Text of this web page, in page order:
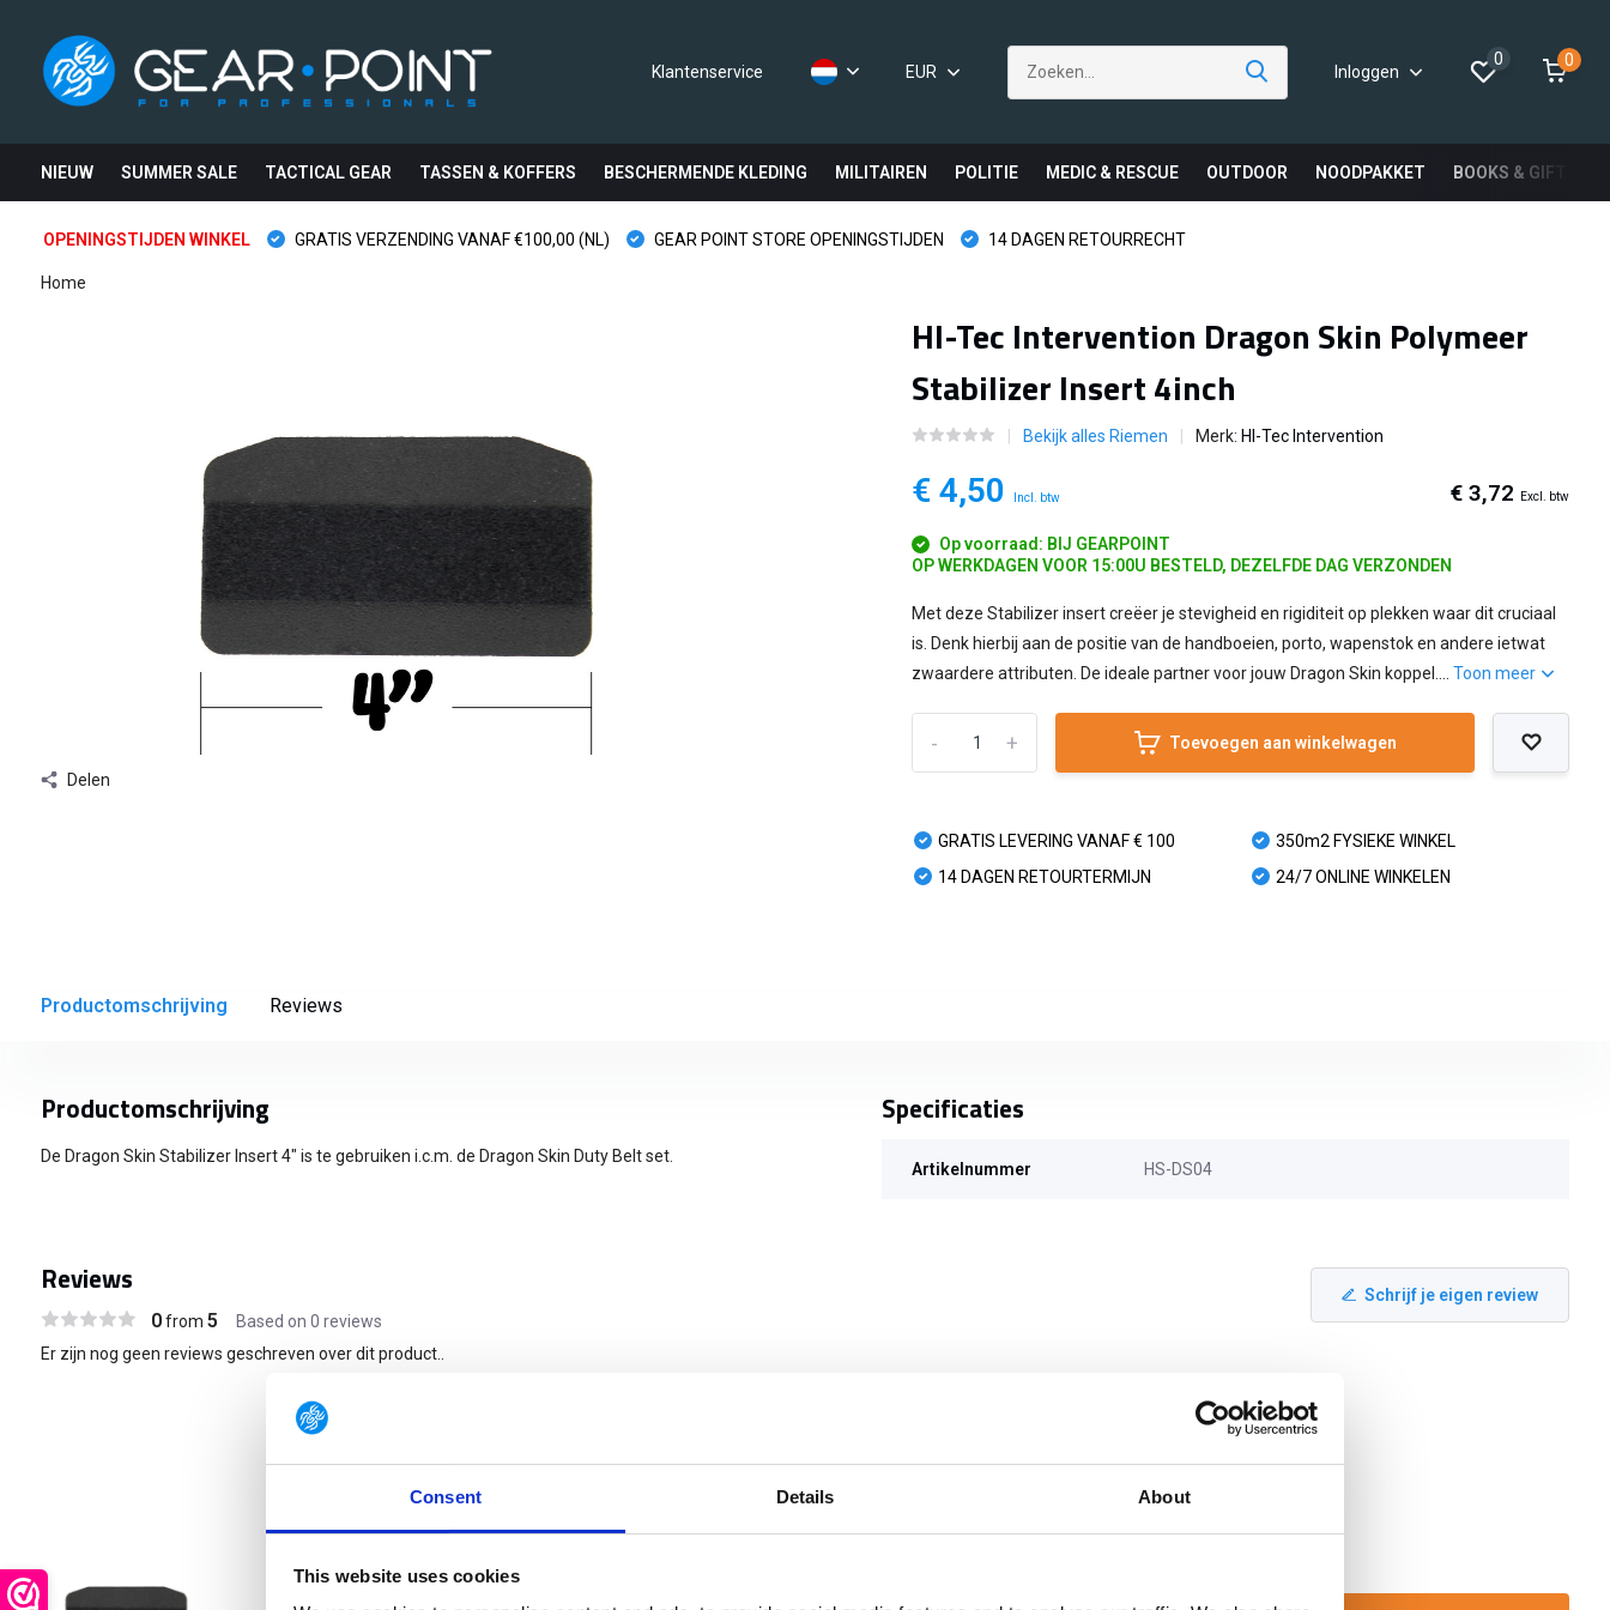
Consent Details About
This website uses cookies
Klantenservice EUR Inloggen
0 0
NIEUW SUMMER SALE TACTICAL GEAR TASSEN & KOFFERS BESCHERMENDE KLEDING MILITAIREN POLITIE MEDIC & RESCUE OUTDOOR NOODPAKKET BOOKS & GIFTS
OPENINGSTIJDEN WINKEL GRATIS VERZENDING VANAF €100,00 (NL) GEAR POINT STORE OPENINGSTIJDEN 14 DAGEN RETOURRECHT
Home
Delen
HI-Tec Intervention Dragon Skin Polymeer
Stabilizer Insert 4inch
Bekijk alles Riemen Merk: HI-Tec Intervention
€ 4,50 Incl. btw € 3,72 Excl. btw
Op voorraad: BIJ GEARPOINT
OP WERKDAGEN VOOR 15:00U BESTELD, DEZELFDE DAG VERZONDEN
Met deze Stabilizer insert creëer je stevigheid en rigiditeit op plekken waar dit cruciaal
is. Denk hierbij aan de positie van de handboeien, porto, wapenstok en andere ietwat
zwaardere attributen. De ideale partner voor jouw Dragon Skin koppel....Toon meer
+
- Toevoegen aan winkelwagen
GRATIS LEVERING VANAF € 100
14 DAGEN RETOURTERMIJN
350m2 FYSIEKE WINKEL
24/7 ONLINE WINKELEN
Productomschrijving Reviews
Productomschrijving
De Dragon Skin Stabilizer Insert 4" is te gebruiken i.c.m. de Dragon Skin Duty Belt set.
Specificaties
Artikelnummer HS-DS04
Reviews
0from 5 Based on 0 reviews
Schrijf je eigen review
Er zijn nog geen reviews geschreven over dit product..
Dragon Skin Polymeer Stabilizer Insert 4inch